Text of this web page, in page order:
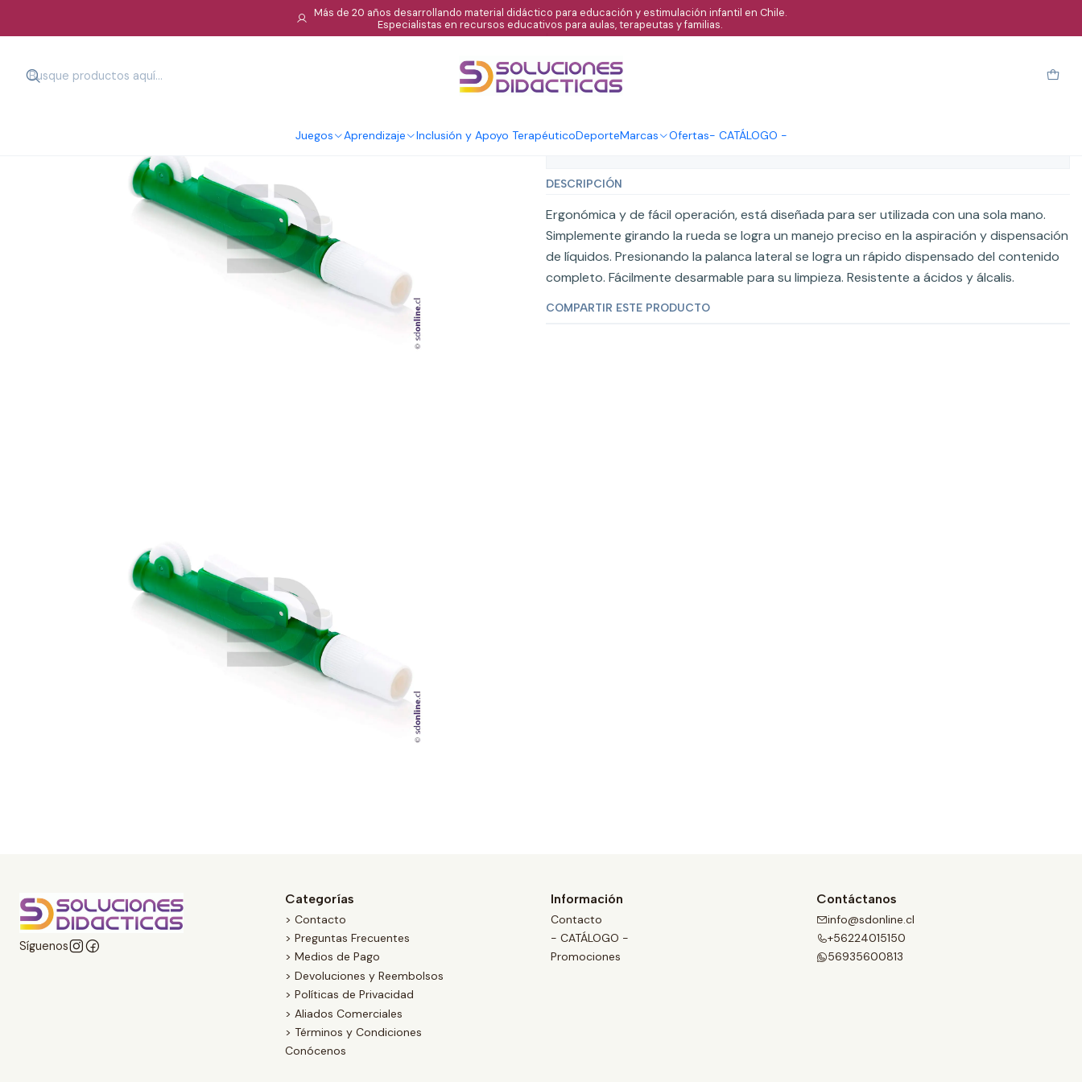
Juegos Aprendizaje Inclusión y Apoyo TerapéuticoDeporteMarcas Ofertas- CATÁLOGO -
Más de 20 años desarrollando material didáctico para educación y estimulación infantil en Chile.
Especialistas en recursos educativos para aulas, terapeutas y familias.
|
Propipeta automática verde 10Ml
DESCRIPCIÓN
Ergonómica y de fácil operación, está diseñada para ser utilizada con una sola mano.
Simplemente girando la rueda se logra un manejo preciso en la aspiración y dispensación
de líquidos. Presionando la palanca lateral se logra un rápido dispensado del contenido
completo. Fácilmente desarmable para su limpieza. Resistente a ácidos y álcalis.
COMPARTIR ESTE PRODUCTO
Síguenos
Categorías
> Contacto
> Preguntas Frecuentes
> Medios de Pago
> Devoluciones y Reembolsos
> Políticas de Privacidad
> Aliados Comerciales
> Términos y Condiciones
Conócenos
Información
Contacto
- CATÁLOGO -
Promociones
Contáctanos
info@sdonline.cl
+56224015150
56935600813